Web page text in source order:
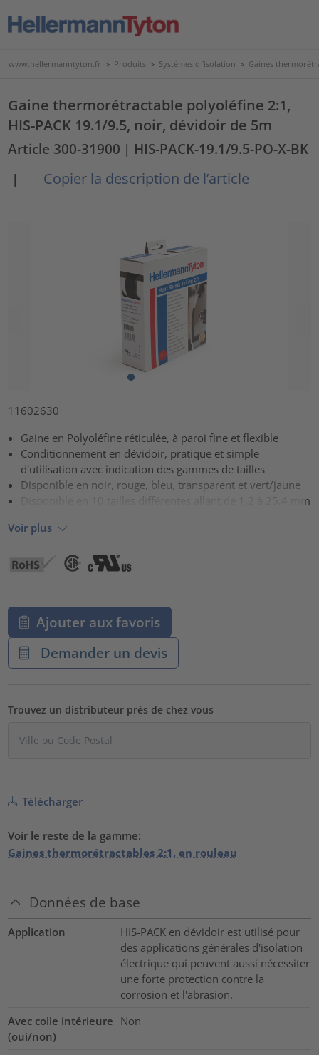
www.hellermanntyton.fr > Produits > Systèmes d 'isolation > Gaines
Gaine thermorétractable polyoléfine 2:1,
HIS-PACK 19.1/9.5, noir, dévidoir de 5m
Article 300-31900 | HIS-PACK-19.1/9.5-PO-X-BK
|
Copier la description de l’article
11602630
Gaine en Polyoléfine réticulée, à paroi fine et flexible
Conditionnement en dévidoir, pratique et simple
d'utilisation avec indication des gammes de tailles
Disponible en noir, rouge, bleu, transparent et vert/jaune
Disponible en 10 tailles différentes allant de 1,2 à 25,4 mm
Voir plus
Ajouter aux favoris
Demander un devis
Trouvez un distributeur près de chez vous
Télécharger
Voir le reste de la gamme:
Gaines thermorétractables 2:1, en rouleau
Données de base
Application
HIS-PACK en dévidoir est utilisé pour
des applications générales d'isolation
électrique qui peuvent aussi nécessiter
une forte protection contre la
corrosion et l'abrasion.
Avec colle intérieure
(oui/non)
Non